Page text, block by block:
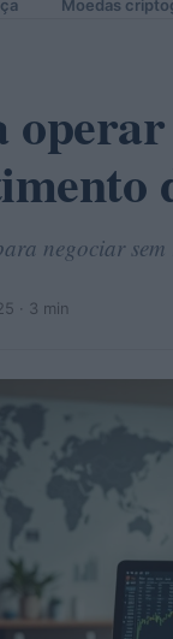
Moedas
negociar
· 3 min